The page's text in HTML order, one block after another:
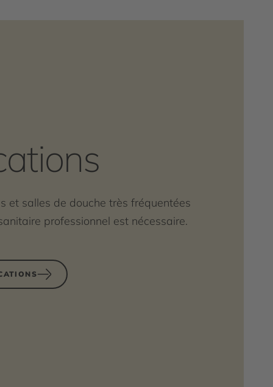
et salles de douche très fréquentées
professionnel est nécessaire.